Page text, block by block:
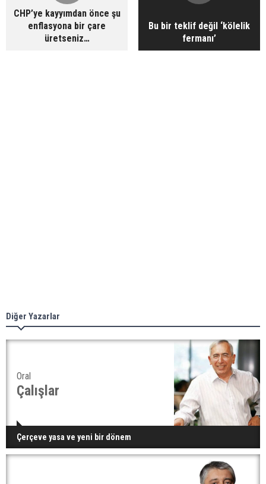
CHP’ye kayyımdan önce şu
enflasyona bir çare
üretseniz…
Bu bir teklif değil ‘kölelik
fermanı’
Diğer Yazarlar
Oral
Çalışlar
Çerçeve yasa ve yeni bir dönem